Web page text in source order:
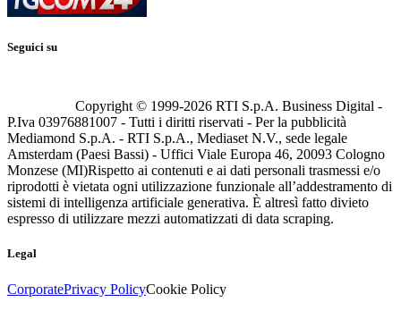
Seguici su
Copyright © 1999-2026 RTI S.p.A. Business Digital -
P.Iva 03976881007 - Tutti i diritti riservati - Per la pubblicità
Mediamond S.p.A. - RTI S.p.A., Mediaset N.V., sede legale
Amsterdam (Paesi Bassi) - Uffici Viale Europa 46, 20093 Cologno
Monzese (MI)Rispetto ai contenuti e ai dati personali trasmessi e/o
riprodotti è vietata ogni utilizzazione funzionale all’addestramento di
sistemi di intelligenza artificiale generativa. È altresì fatto divieto
espresso di utilizzare mezzi automatizzati di data scraping.
Legal
CorporatePrivacy PolicyCookie Policy